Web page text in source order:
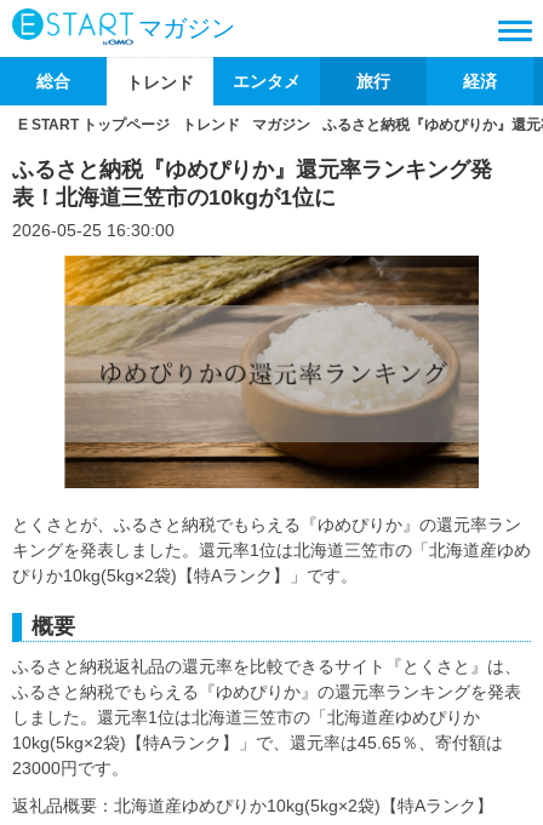
マガジン
総合 トレンド エンタメ 旅行 経済
E START トップページ トレンド マガジン ふるさと納税『ゆめぴりか』還
ふるさと納税『ゆめぴりか』還元率ランキング発
表！北海道三笠市の10kgが1位に
2026-05-25 16:30:00
とくさとが、ふるさと納税でもらえる『ゆめぴりか』の還元率ラン
キングを発表しました。還元率1位は北海道三笠市の「北海道産ゆめ
ぴりか10kg(5kg×2袋)【特Aランク】」です。
概要
ふるさと納税返礼品の還元率を比較できるサイト『とくさと』は、
ふるさと納税でもらえる『ゆめぴりか』の還元率ランキングを発表
しました。還元率1位は北海道三笠市の「北海道産ゆめぴりか
10kg(5kg×2袋)【特Aランク】」で、還元率は45.65％、寄付額は
23000円です。
返礼品概要：北海道産ゆめぴりか10kg(5kg×2袋)【特Aランク】